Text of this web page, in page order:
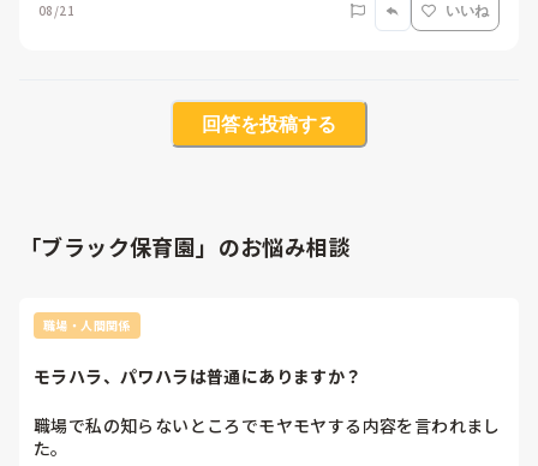
08/21 いいね
回答を投稿する
「ブラック保育園」のお悩み相談
職場・人間関係
モラハラ、パワハラは普通にありますか？
職場で私の知らないところでモヤモヤする内容を言われまし
た。